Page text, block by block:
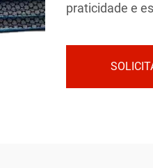
praticidade e